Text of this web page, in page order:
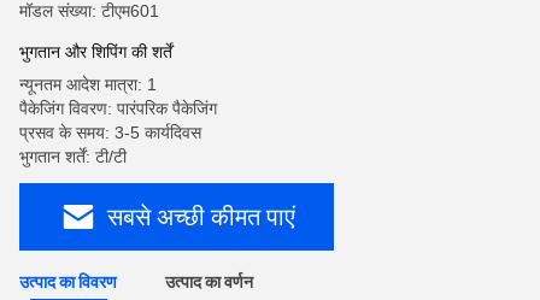
मॉडल संख्या: टीएम601
भुगतान और शिपिंग की शर्तें
न्यूनतम आदेश मात्रा: 1
पैकेजिंग विवरण: पारंपरिक पैकेजिंग
प्रसव के समय: 3-5 कार्यदिवस
भुगतान शर्तें: टी/टी
सबसे अच्छी कीमत पाएं
उत्पाद का विवरण उत्पाद का वर्णन